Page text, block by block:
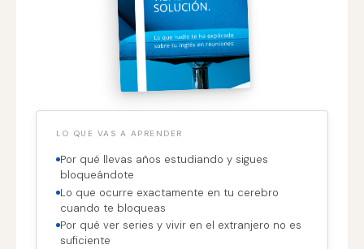
LO QUE VAS A APRENDER
Por qué llevas años estudiando y sigues
bloqueándote
Lo que ocurre exactamente en tu cerebro
cuando te bloqueas
Por qué ver series y vivir en el extranjero no es
suficiente